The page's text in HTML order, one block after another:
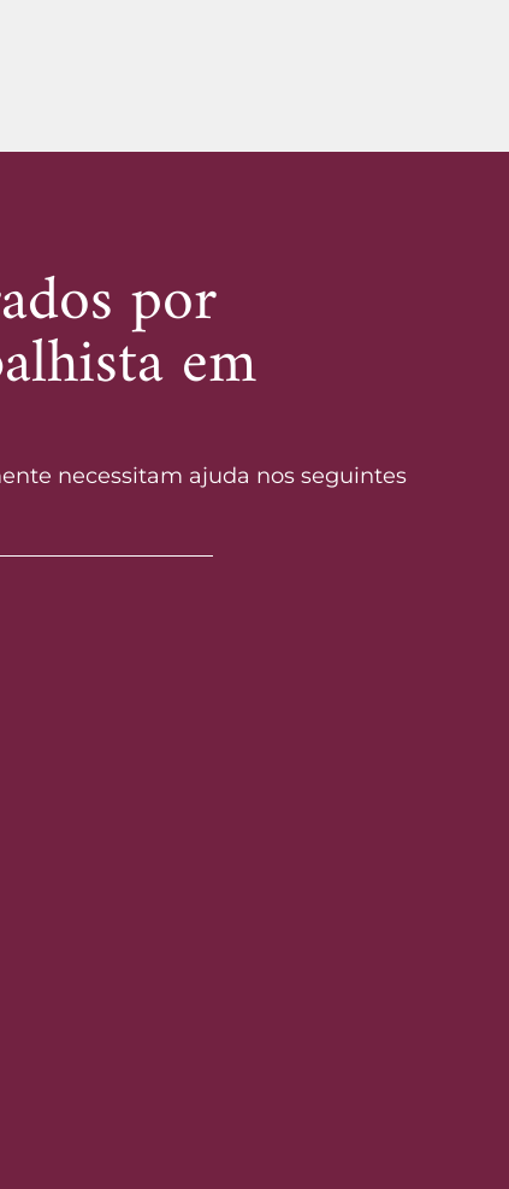
por
em
necessitam ajuda nos seguintes